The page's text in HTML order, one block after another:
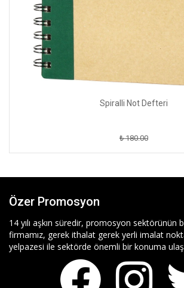
Spiralli Not Defteri
₺ 180.00
Özer Promosyon
14 yılı aşkın süredir, promosyon sektörünün
firmamız, gerek ithalat gerek yerli imalat
yelpazesi ile sektörde önemli bir konuma